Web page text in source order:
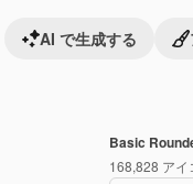
Basic
168,828 アイ
AI で生成する